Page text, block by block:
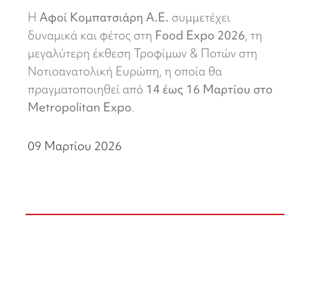
Η Αφοί Κομπατσιάρη Α.Ε. συμμετέχει
δυναμικά και φέτος στη Food Expo 2026, τη
μεγαλύτερη έκθεση Τροφίμων & Ποτών στη
Νοτιοανατολική Ευρώπη, η οποία θα
πραγματοποιηθεί από 14 έως 16 Μαρτίου στο
Metropolitan Expo.
09 Μαρτίου 2026